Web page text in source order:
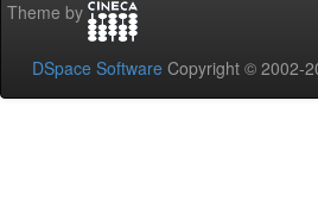
Theme by
DSpace Software Copyright © 2002-